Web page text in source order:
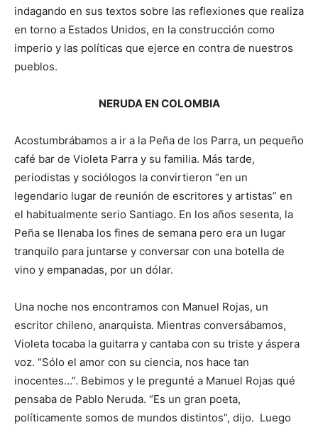
indagando en sus textos sobre las reflexiones que realiza
en torno a Estados Unidos, en la construcción como
imperio y las políticas que ejerce en contra de nuestros
pueblos.
NERUDA EN COLOMBIA
Acostumbrábamos a ir a la Peña de los Parra, un pequeño
café bar de Violeta Parra y su familia. Más tarde,
periodistas y sociólogos la convirtieron “en un
legendario lugar de reunión de escritores y artistas” en
el habitualmente serio Santiago. En los años sesenta, la
Peña se llenaba los fines de semana pero era un lugar
tranquilo para juntarse y conversar con una botella de
vino y empanadas, por un dólar.
Una noche nos encontramos con Manuel Rojas, un
escritor chileno, anarquista. Mientras conversábamos,
Violeta tocaba la guitarra y cantaba con su triste y áspera
voz. “Sólo el amor con su ciencia, nos hace tan
inocentes…”. Bebimos y le pregunté a Manuel Rojas qué
pensaba de Pablo Neruda. “Es un gran poeta,
políticamente somos de mundos distintos”, dijo. Luego